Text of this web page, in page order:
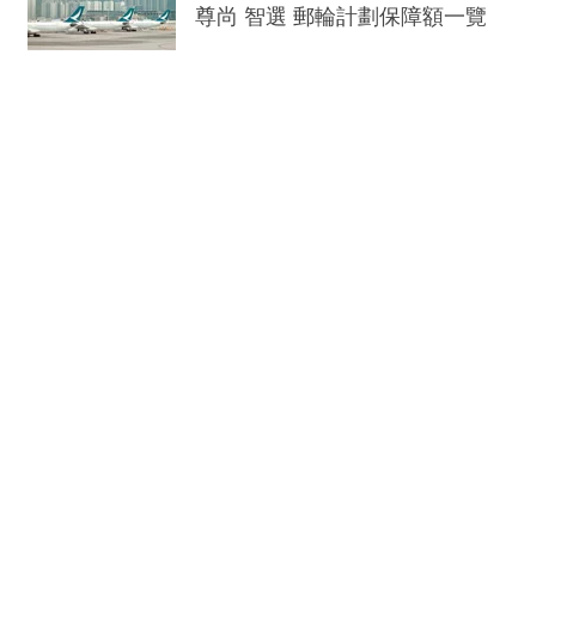
尊尚 智選 郵輪計劃保障額一覽